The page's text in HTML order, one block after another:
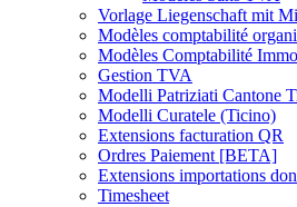
Vorlage Liegenschaft mit
Modèles comptabilité
Modèles Comptabilité
Gestion TVA
Modelli Patriziati Cantone
Modelli Curatele (Ticino)
Extensions facturation QR
Ordres Paiement [BETA]
Extensions importations
Timesheet